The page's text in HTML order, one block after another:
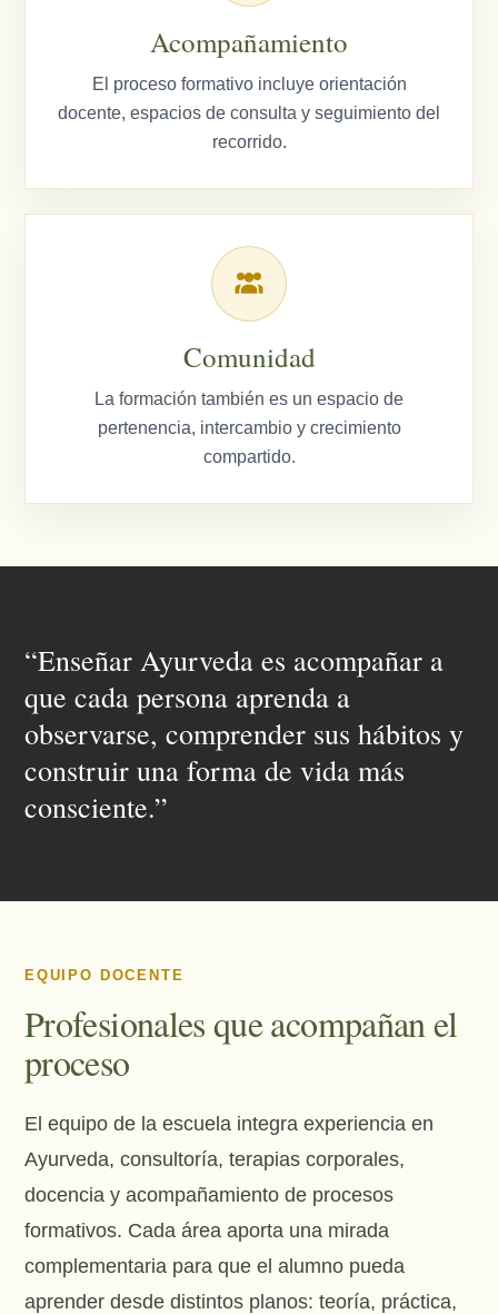
Acompañamiento
El proceso formativo incluye orientación
docente, espacios de consulta y seguimiento del
recorrido.
Comunidad
La formación también es un espacio de
pertenencia, intercambio y crecimiento
compartido.
“Enseñar Ayurveda es acompañar a
que cada persona aprenda a
observarse, comprender sus hábitos y
construir una forma de vida más
consciente.”
EQUIPO DOCENTE
Profesionales que acompañan el
proceso
El equipo de la escuela integra experiencia en
Ayurveda, consultoría, terapias corporales,
docencia y acompañamiento de procesos
formativos. Cada área aporta una mirada
complementaria para que el alumno pueda
aprender desde distintos planos: teoría, práctica,